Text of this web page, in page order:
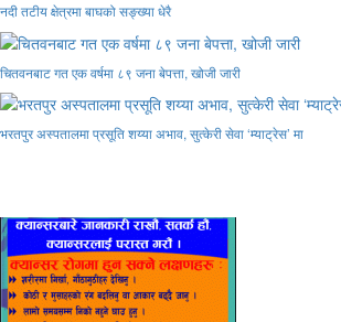
नदी तटीय क्षेत्रमा बाघको सङ्ख्या धेरै
चितवनबाट गत एक वर्षमा ८९ जना बेपत्ता, खोजी जारी
भरतपुर अस्पतालमा प्रसूति शय्या अभाव, सुत्केरी सेवा ‘म्याट्रेस’ मा